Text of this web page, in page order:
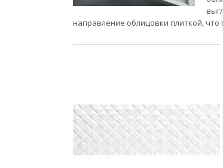
направление облицовки плиткой,